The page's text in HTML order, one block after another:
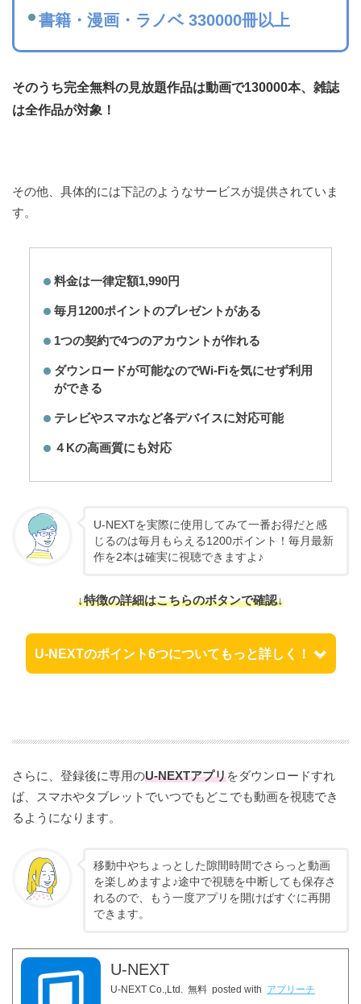
書籍・漫画・ラノベ 330000冊以上
そのうち完全無料の見放題作品は動画で130000本、雑誌
は全作品が対象！
その他、具体的には下記のようなサービスが提供されていま
す。
料金は一律定額1,990円
毎月1200ポイントのプレゼントがある
1つの契約で4つのアカウントが作れる
ダウンロードが可能なのでWi-Fiを気にせず利用
ができる
テレビやスマホなど各デバイスに対応可能
４Kの高画質にも対応
U-NEXTを実際に使用してみて一番お得だと感
じるのは毎月もらえる1200ポイント！毎月最新
作を2本は確実に視聴できますよ♪
↓特徴の詳細はこちらのボタンで確認↓
U-NEXTのポイント6つについてもっと詳しく！
毎月1200ポイントのプレゼントがある
いる作品の視聴や、映画チケットへ引換できるクー
ポンに引き換えることもできちゃいます。
さらに、登録後に専用のU-NEXTアプリをダウンロードすれ
ば、スマホやタブレットでいつでもどこでも動画を視聴でき
るようになります。
移動中やちょっとした隙間時間でさらっと動画
を楽しめますよ♪途中で視聴を中断しても保存さ
れるので、もう一度アプリを開けばすぐに再開
できます。
U-NEXT
U-NEXT Co.,Ltd. 無料 posted with アプリーチ